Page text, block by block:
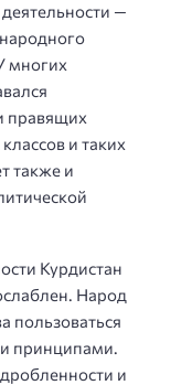
—
многих
правящих
и таких
также и
Курдистан
Народ
пользоваться
принципами.
и